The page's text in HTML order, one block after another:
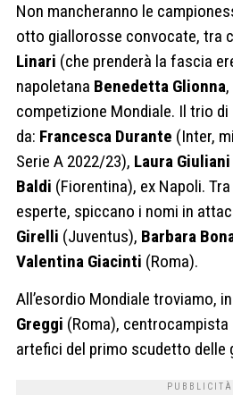
Non mancheranno le
otto giallorosse convocate, tra
Linari (che prenderà la fascia
napoletana Benedetta Glionna
competizione Mondiale. Il trio
da: Francesca Durante (Inter,
Serie A 2022/23), Laura Giuliani
Baldi (Fiorentina), ex Napoli.
esperte, spiccano i nomi in
Girelli (Juventus), Barbara
Valentina Giacinti (Roma).
All’esordio Mondiale troviamo,
Greggi (Roma), centrocampista
artefici del primo scudetto delle